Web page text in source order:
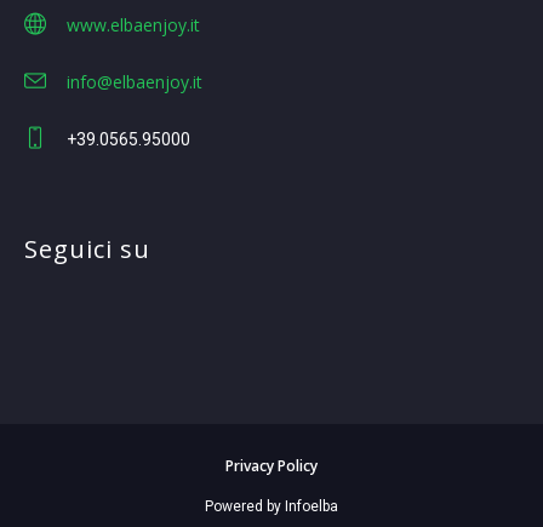
www.elbaenjoy.it
info@elbaenjoy.it
+39.0565.95000
Seguici su
Privacy Policy
Powered by Infoelba